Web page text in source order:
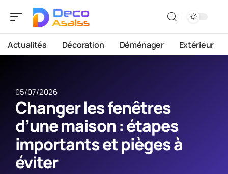
Actualités Décoration Déménager Extérieur
05/07/2026
Changer les fenêtres
d’une maison : étapes
importants et pièges à
éviter